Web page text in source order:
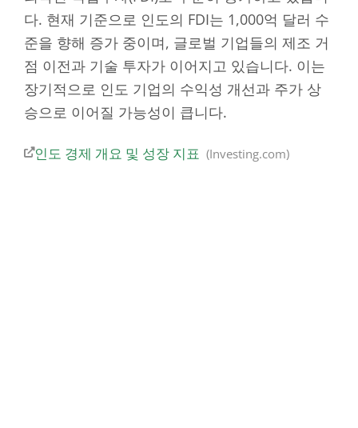
다. 현재 기준으로 인도의 FDI는 1,000억 달러 수
준을 향해 증가 중이며, 글로벌 기업들의 제조 거
점 이전과 기술 투자가 이어지고 있습니다. 이는
장기적으로 인도 기업의 수익성 개선과 주가 상
승으로 이어질 가능성이 큽니다.
인도 경제 개요 및 성장 지표 Investing.com